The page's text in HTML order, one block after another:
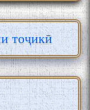
тоҷикӣ